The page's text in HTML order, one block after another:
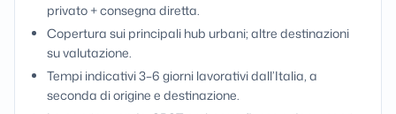
privato + consegna diretta.
Copertura sui principali hub urbani; altre destinazioni
su valutazione.
Tempi indicativi 3–6 giorni lavorativi dall’Italia, a
seconda di origine e destinazione.